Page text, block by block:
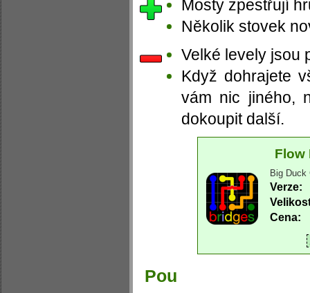
Mosty zpestřují
Několik stovek
Velké levely jsou
Když dohrajete
vám nic jiného,
dokoupit další.
Flow
Big Duck
Verze:
Cena:
Pou